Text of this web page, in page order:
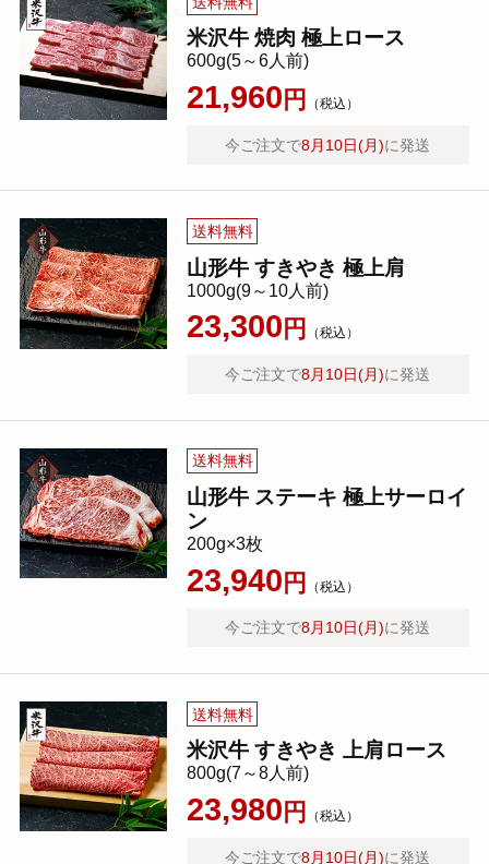
米沢牛 焼肉 極上ロース
600g(5～6人前)
21,960 円 （税込）
今ご注文で8月10日(月)に発送
送料無料
山形牛 すきやき 極上肩
1000g(9～10人前)
23,300 円 （税込）
今ご注文で8月10日(月)に発送
送料無料
山形牛 ステーキ 極上サーロイ
ン
200g×3枚
23,940 円 （税込）
今ご注文で8月10日(月)に発送
送料無料
米沢牛 すきやき 上肩ロース
800g(7～8人前)
23,980 円 （税込）
今ご注文で8月10日(月)に発送